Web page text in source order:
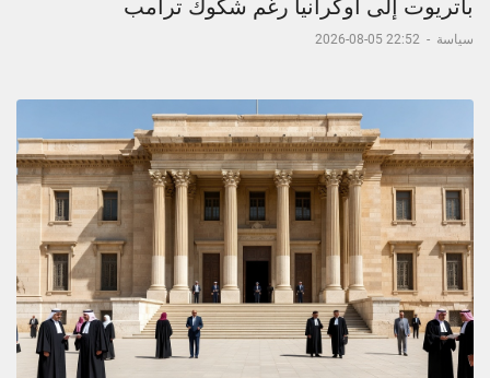
باتريوت إلى أوكرانيا رغم شكوك ترامب
سياسة -
22:52 05-08-2026